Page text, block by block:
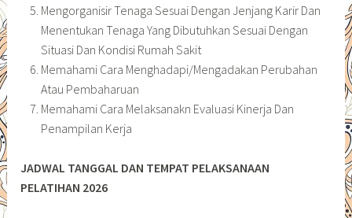
Mengorganisir Tenaga Sesuai Dengan Jenjang Karir Dan
Menentukan Tenaga Yang Dibutuhkan Sesuai Dengan
Situasi Dan Kondisi Rumah Sakit
Memahami Cara Menghadapi/Mengadakan Perubahan
Atau Pembaharuan
Memahami Cara Melaksanakn Evaluasi Kinerja Dan
Penampilan Kerja
JADWAL TANGGAL DAN TEMPAT PELAKSANAAN
PELATIHAN 2026